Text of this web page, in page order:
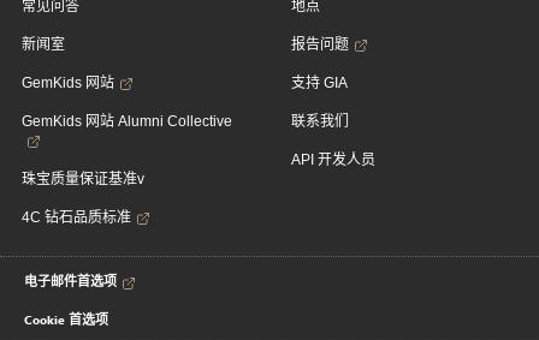
常见问答
新闻室
GemKids 网站
GemKids 网站 Alumni Collective
珠宝质量保证基准v
4C 钻石品质标准
地点
报告问题
支持 GIA
联系我们
API 开发人员
电子邮件首选项
Cookie 首选项